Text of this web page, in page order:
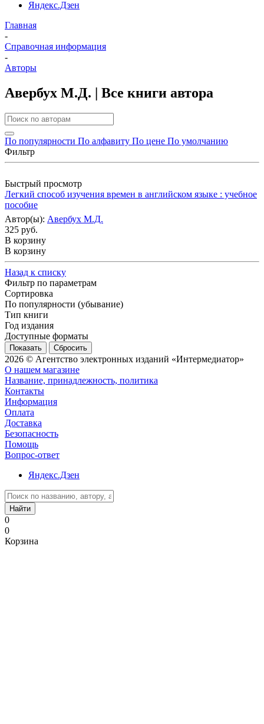
Яндекс.Дзен
Главная
-
Справочная информация
-
Авторы
Авербух М.Д. | Все книги автора
По популярности По алфавиту По цене По умолчанию
Фильтр
Быстрый просмотр
Легкий способ изучения времен в английском языке : учебное
пособие
Автор(ы): Авербух М.Д.
325 руб.
В корзину
В корзину
Назад к списку
Фильтр по параметрам
Сортировка
По популярности (убывание)
Тип книги
Год издания
Доступные форматы
Сбросить
2026 © Агентство электронных изданий «Интермедиатор»
О нашем магазине
Название, принадлежность, политика
Контакты
Информация
Оплата
Доставка
Безопасность
Помощь
Вопрос-ответ
Яндекс.Дзен
Найти
0
0
Корзина